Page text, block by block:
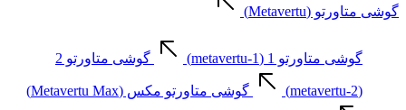
گوشی متاورتو (Metavertu)
گوشی متاورتو 1 (metavertu-1) گوشی متاورتو 2
(metavertu-2) گوشی متاورتو مکس (Metavertu Max)